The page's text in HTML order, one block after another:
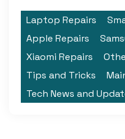
Laptop Repairs
Apple Repairs
Xiaomi Repairs
Tips and Tricks
Tech News and